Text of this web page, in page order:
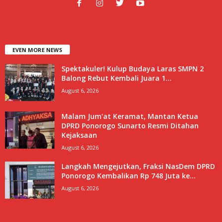
EVEN MORE NEWS
Spektakuler! Kulup Budaya Laras SMPN 2
Balong Rebut Kembali Juara 1...
August 6, 2026
Malam Jum’at Keramat, Mantan Ketua
DPRD Ponorogo Sunarto Resmi Ditahan
Kejaksaan
August 6, 2026
Langkah Mengejutkan, Fraksi NasDem DPRD
Ponorogo Kembalikan Rp 748 Juta ke...
August 6, 2026